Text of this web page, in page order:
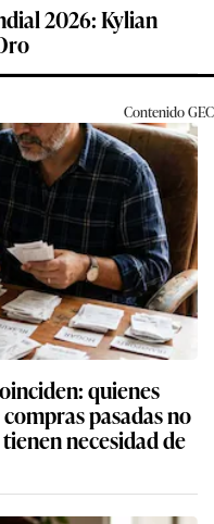
2026: Kylian
ContenidoGEC
quienes
pasadas no
necesidad de